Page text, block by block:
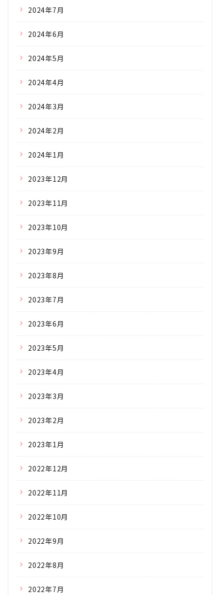
2024年7月
2024年6月
2024年5月
2024年4月
2024年3月
2024年2月
2024年1月
2023年12月
2023年11月
2023年10月
2023年9月
2023年8月
2023年7月
2023年6月
2023年5月
2023年4月
2023年3月
2023年2月
2023年1月
2022年12月
2022年11月
2022年10月
2022年9月
2022年8月
2022年7月